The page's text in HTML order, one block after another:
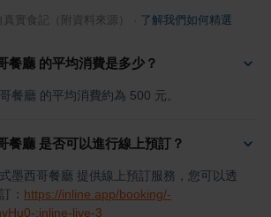
實食記（附資料來源） 了解我們如何精選
餐廳 的平均消費是多少？
餐廳 的平均消費約為 500 元。
餐廳 是否可以進行線上預訂？
墨西哥餐廳 提供線上預訂服務，您可以透
： https://inline.app/booking/-
:inline-live-3